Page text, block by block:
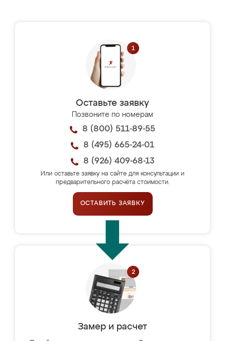
Оставьте заявку
Позвоните по номерам
8 (800) 511-89-55
8 (495) 665-24-01
8 (926) 409-68-13
Или оставьте заявку на сайте для консультации и
предварительного расчёта стоимости.
ОСТАВИТЬ ЗАЯВКУ
Замер и расчет